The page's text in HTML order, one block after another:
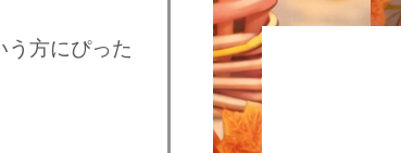
う方にぴった